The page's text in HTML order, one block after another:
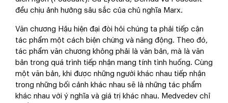
đều chịu ảnh hưởng sâu sắc của chủ nghĩa Marx.
Văn chương Hậu hiện đại đòi hỏi chúng ta phải tiếp cận
tác phẩm một cách biện chứng và năng động. Theo đó,
tác phẩm văn chương không phải là văn bản, mà là văn
bản trong quá trình tiếp nhận mang tính tình huống. Cùng
một văn bản, khi được những người khác nhau tiếp nhận
trong những bối cảnh khác nhau sẽ là những tác phẩm
khác nhau với ý nghĩa và giá trị khác nhau. Medvedev chỉ